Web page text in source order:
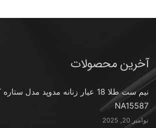
آخرین محصولات
نیم ست طلا 18 عیار زنانه مدوپد مدل
NA15587
نوامبر 20, 2025